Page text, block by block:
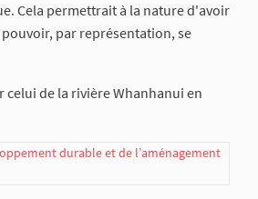
Cela permettrait à la nature d'avoir
par représentation, se
celui de la rivière Whanhanui en
durable et de l’aménagement